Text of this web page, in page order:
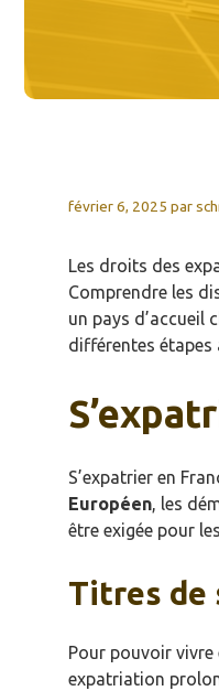
février 6, 2025 par
Les droits des
Comprendre les
un pays d’accueil
différentes étapes
S’expatrier en
Européen, les
être exigée pour
Titres de
Pour pouvoir
expatriation